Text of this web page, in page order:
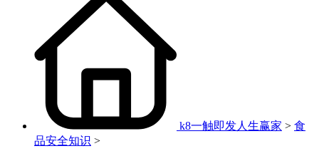
k8一触即发人生赢家 > 食
品安全知识 >